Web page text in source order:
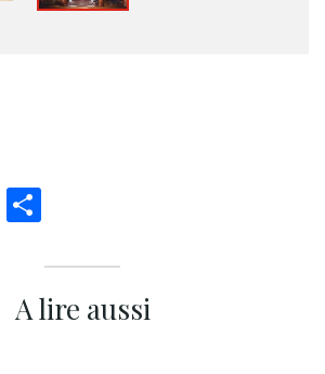
Pinterest
A lire aussi